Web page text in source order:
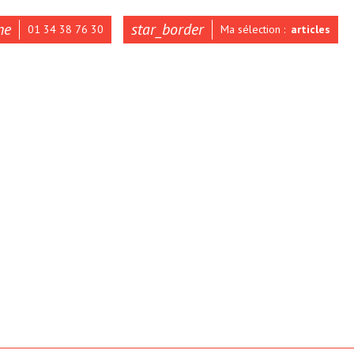
01 34 38 76 30 star_border Ma sélection : articles